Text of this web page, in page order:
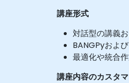
講座形式
対話型の講義
BANGPyおよ
最適化や統合
講座内容のカスタ